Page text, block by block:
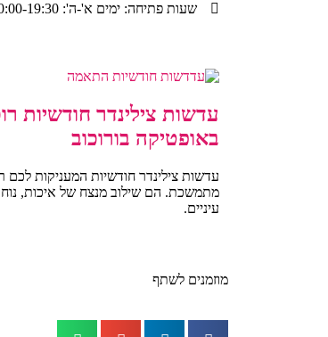
שעות פתיחה: ימים א'-ה': 10:00-19:30 יום ו : 9.00-13.30
עדשות צילינדר חודשיות
באופטיקה בורוכוב
עדשות צילינדר חודשיות המעניקות לכם
מתמשכת. הם שילוב מנצח של איכות,
עיניים.
מוזמנים לשתף